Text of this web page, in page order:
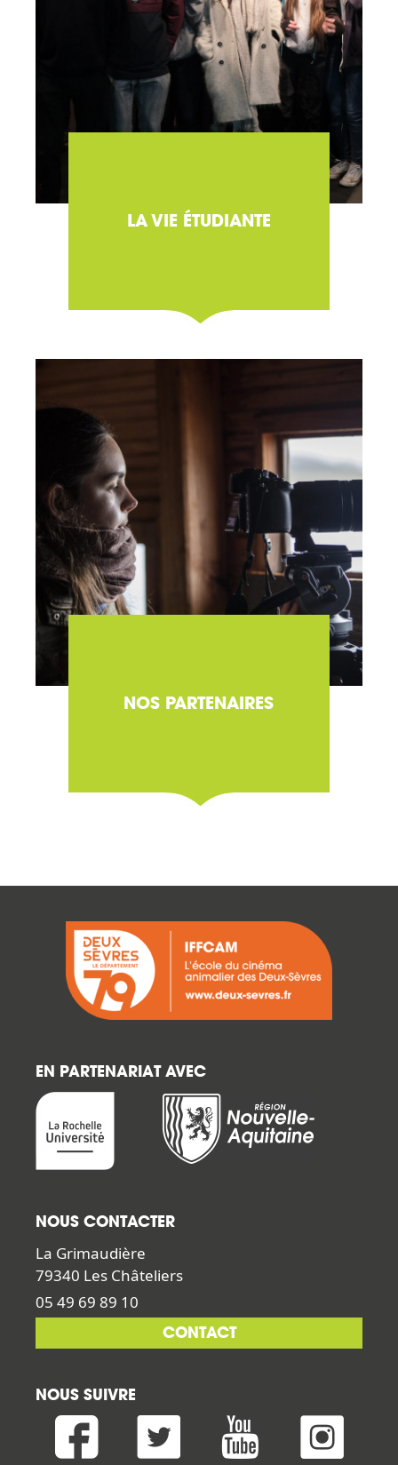
LA VIE ÉTUDIANTE
NOS PARTENAIRES
EN PARTENARIAT AVEC
NOUS CONTACTER
La Grimaudière
79340 Les Châteliers
05 49 69 89 10
CONTACT
NOUS SUIVRE